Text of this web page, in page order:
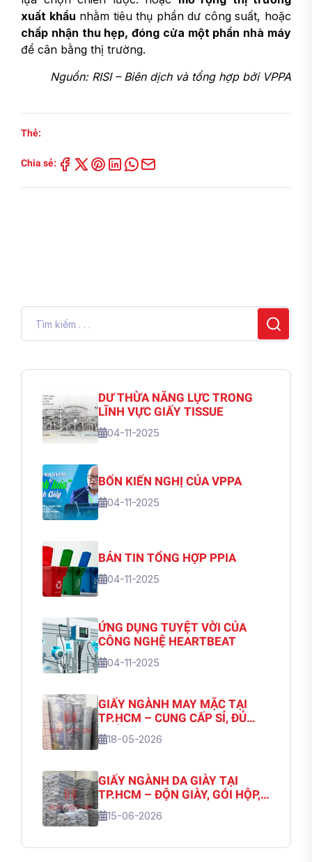
xuất khẩu nhằm tiêu thụ phần dư công suất, hoặc
chấp nhận thu hẹp, đóng cửa một phần nhà máy
để cân bằng thị trường.
Nguồn: RISI – Biên dịch và tổng hợp bởi VPPA
Thẻ:
Chia sẻ:
DƯ THỪA NĂNG LỰC TRONG
LĨNH VỰC GIẤY TISSUE
04-11-2025
BỐN KIẾN NGHỊ CỦA VPPA
04-11-2025
BẢN TIN TỔNG HỢP PPIA
04-11-2025
ỨNG DỤNG TUYỆT VỜI CỦA
CÔNG NGHỆ HEARTBEAT
04-11-2025
GIẤY NGÀNH MAY MẶC TẠI
TP.HCM – CUNG CẤP SỈ, ĐỦ
CHỦNG LOẠI | GIẤY VIỆT 3M
18-05-2026
GIẤY NGÀNH DA GIÀY TẠI
TP.HCM – ĐỘN GIÀY, GÓI HỘP,
NHẬP SỐ LƯỢNG LỚN | GIẤY
VIỆT 3M
15-06-2026